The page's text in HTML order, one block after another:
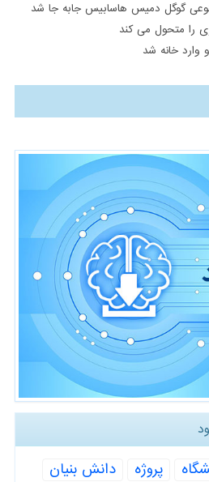
گوگل دمیس هاسابیس جابه جا شد
را متحول می کند
خانه شد
پروژه
دانش بنیان